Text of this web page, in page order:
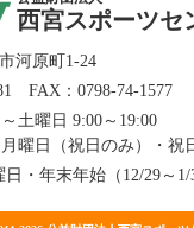
西宮スポーツセ
河原町1-24
FAX：0798-74-1577
土曜日 9:00～19:00
曜日（祝日のみ）・祝
・年末年始（12/29～1/3